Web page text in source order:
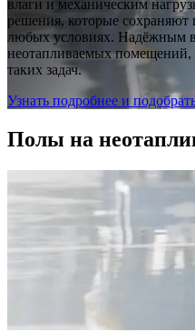
влаги и механическим
решения, которые сохраняют
любых условиях. Надёжным
неотапливаемых помещений,
таких задач.
Узнать подробнее и
Полы на